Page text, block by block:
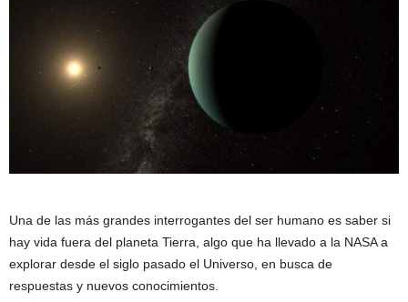
Una de las más grandes interrogantes del ser humano es saber si
hay vida fuera del planeta Tierra, algo que ha llevado a la NASA a
explorar desde el siglo pasado el Universo, en busca de
respuestas y nuevos conocimientos.